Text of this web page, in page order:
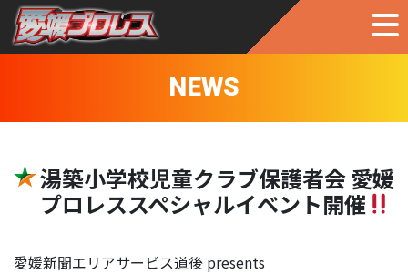
NEWS
湯築小学校児童クラブ保護者会 愛媛
プロレススペシャルイベント開催
愛媛新聞エリアサービス道後 presents